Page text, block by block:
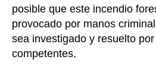
posible que este incendio
provocado por manos
sea investigado y resuelto
competentes.